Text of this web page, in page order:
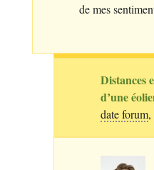
de mes
Distances
d’une
date forum,